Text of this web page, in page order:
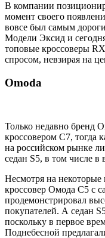
В компании
момент своего
вовсе был самым
Модели Эксид и
топовые кроссоверы
спросом, невзирая на
Omoda
Только недавно бренд
кроссовером C7, тогда
на российском рынке
седан S5, в том числе в
Несмотря на
кроссовер Омода С5 с
продемонстрировал
покупателей. А седан
поскольку в первое
Поднебесной